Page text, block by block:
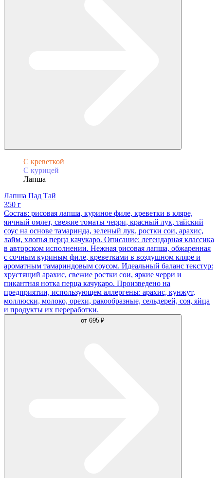
С креветкой
С курицей
Лапша
Лапша Пад Тай
350 г
Состав: рисовая лапша, куриное филе, креветки в кляре,
яичный омлет, свежие томаты черри, красный лук, тайский
соус на основе тамаринда, зеленый лук, ростки сои, арахис,
лайм, хлопья перца качукаро. Описание: легендарная классика
в авторском исполнении. Нежная рисовая лапша, обжаренная
с сочным куриным филе, креветками в воздушном кляре и
ароматным тамариндовым соусом. Идеальный баланс текстур:
хрустящий арахис, свежие ростки сои, яркие черри и
пикантная нотка перца качукаро. Произведено на
предприятии, использующем аллергены: арахис, кунжут,
моллюски, молоко, орехи, ракообразные, сельдерей, соя, яйца
и продукты их переработки.
от 695 ₽